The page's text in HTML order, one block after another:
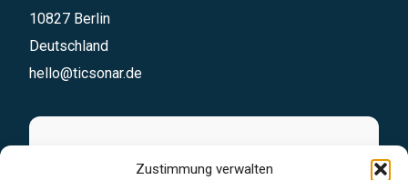
Zustimmung verwalten
10827 Berlin
Deutschland
hello@ticsonar.de
Sofortanfrage